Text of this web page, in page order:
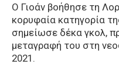
Ο Γιοάν βοήθησε τη
κορυφαία κατηγορία
σημείωσε δέκα γκολ,
μεταγραφή του στη
2021.